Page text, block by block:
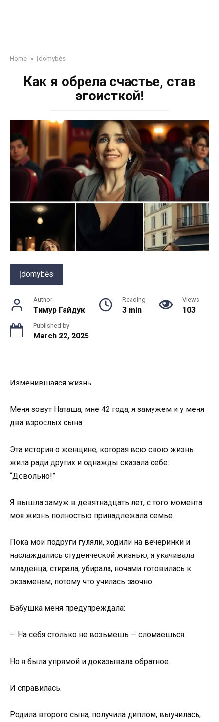
Home » Įdomybės
Как я обрела счастье, став
эгоисткой!
Įdomybės
Author
Тимур Гайдук
Reading
3 min
Views
103
Published by
March 22, 2025
Изменившаяся жизнь
Меня зовут Наташа, мне 42 года, я замужем и у меня
два взрослых сына.
Эта история о женщине, которая всю свою жизнь
жила ради других и однажды сказала себе:
“Довольно!”
Я вышла замуж в девятнадцать лет, с того момента
моя жизнь полностью принадлежала семье.
Пока мои подруги гуляли, ходили на вечеринки и
наслаждались студенческой жизнью, я укачивала
младенца, стирала, убирала, ночами готовилась к
экзаменам, потому что училась заочно.
Бабушка меня предупреждала:
— На себя столько не возьмешь — сломаешься.
Но я была упрямой и доказывала обратное.
И справилась.
Родила второго сына, получила диплом, выучилась,